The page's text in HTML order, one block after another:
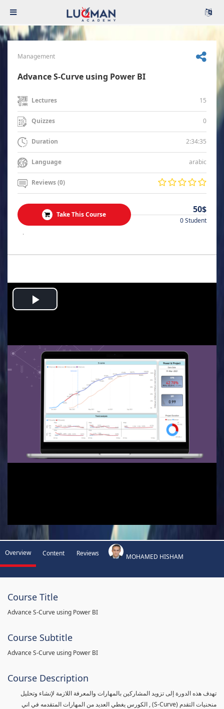
Management
Advance S-Curve using Power BI
Lectures 15
Quizzes 0
Duration 2:34:35
Language arabic
Reviews (0)
Take This Course 50$
0 Student
.
Play
Overview Content Reviews MOHAMED HISHAM
Course Title
Advance S-Curve using Power BI
Course Subtitle
Advance S-Curve using Power BI
Course Description
تهدف هذه الدورة إلى تزويد المشاركين بالمهارات والمعرفة اللازمة لإنشاء وتحليل
منحنيات التقدم (S-Curve) , الكورس يغطي العديد من المهارات المتقدمه في اني